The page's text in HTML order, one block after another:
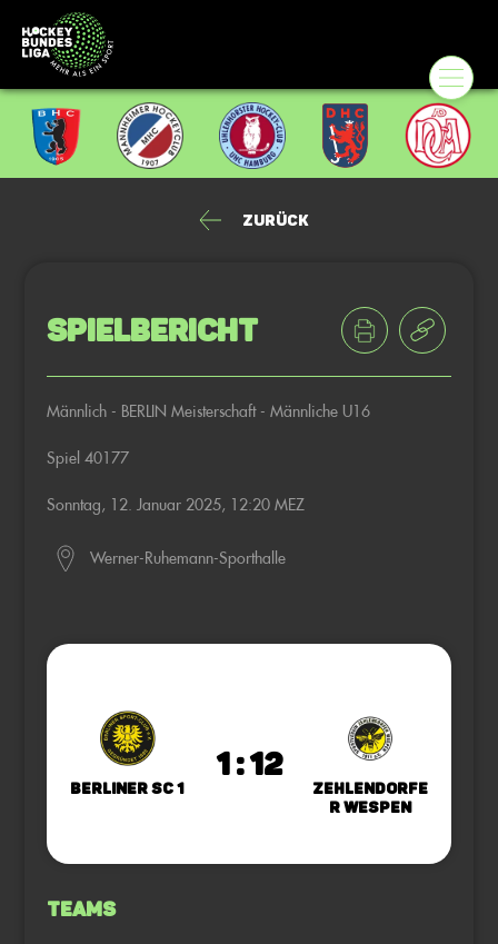
Zurück
Spielbericht
Männlich - BERLIN Meisterschaft - Männliche U16
Spiel 40177
Sonntag, 12. Januar 2025, 12:20 MEZ
Werner-Ruhemann-Sporthalle
Berliner SC 1
1 : 12
Zehlendorfe
r Wespen
Teams